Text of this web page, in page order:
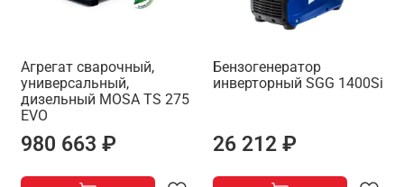
Агрегат сварочный,
универсальный,
дизельный MOSA TS 275
EVO
980 663 ₽
Бензогенератор
инверторный SGG 1400Si
26 212 ₽